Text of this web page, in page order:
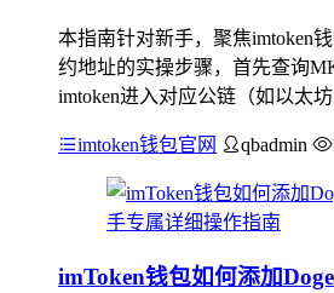
本指南针对新手，聚焦imtoken
约地址的实操步骤，首先查询
imtoken进入对应公链（如以太
imtoken钱包官网 qbadmin
imToken钱包如何添加